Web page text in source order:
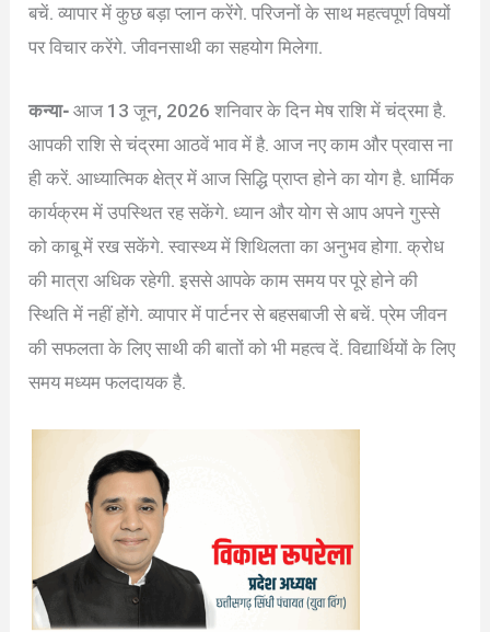
बचें. व्यापार में कुछ बड़ा प्लान करेंगे. परिजनों के साथ महत्वपूर्ण विषयों
पर विचार करेंगे. जीवनसाथी का सहयोग मिलेगा.
कन्या- आज 13 जून, 2026 शनिवार के दिन मेष राशि में चंद्रमा है.
आपकी राशि से चंद्रमा आठवें भाव में है. आज नए काम और प्रवास ना
ही करें. आध्यात्मिक क्षेत्र में आज सिद्धि प्राप्त होने का योग है. धार्मिक
कार्यक्रम में उपस्थित रह सकेंगे. ध्यान और योग से आप अपने गुस्से
को काबू में रख सकेंगे. स्वास्थ्य में शिथिलता का अनुभव होगा. क्रोध
की मात्रा अधिक रहेगी. इससे आपके काम समय पर पूरे होने की
स्थिति में नहीं होंगे. व्यापार में पार्टनर से बहसबाजी से बचें. प्रेम जीवन
की सफलता के लिए साथी की बातों को भी महत्व दें. विद्यार्थियों के लिए
समय मध्यम फलदायक है.